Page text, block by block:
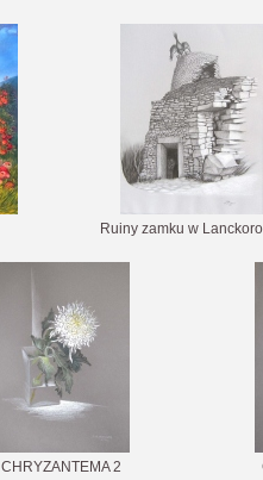
Ruiny zamku w
CHRYZANTEMA 2